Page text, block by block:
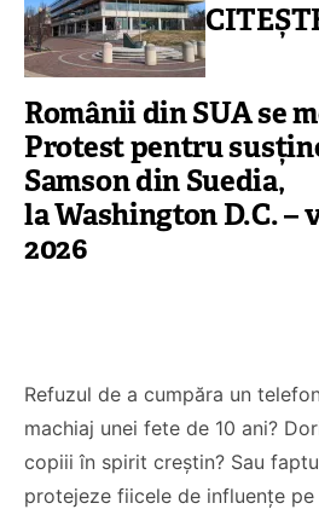
de Lege
Ardelean
CITEȘTE
Românii din SUA se
Protest pentru
Samson din Suedia,
la Washington D.C. –
2026
Refuzul de a cumpăra un
machiaj unei fete de 10 ani?
copiii în spirit creștin? Sau
protejeze fiicele de influențe